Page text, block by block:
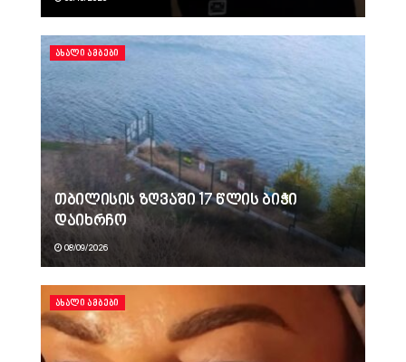
ᲐᲮᲐᲚᲘ ᲐᲛᲑᲔᲑᲘ
თბილისის ზღვაში 17 წლის ბიჭი
დაიხრჩო
08/09/2026
ᲐᲮᲐᲚᲘ ᲐᲛᲑᲔᲑᲘ